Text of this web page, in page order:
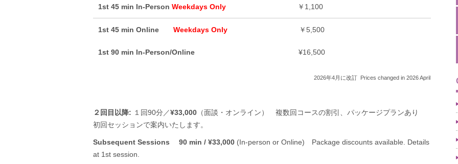
1st 45 min In-Person Weekdays Only ￥1,100
1st 45 min Online Weekdays Only ￥5,500
1st 90 min In-Person/Online ¥16,500
2026年4月に改訂 Prices changed in 2026 April
２回目以降: １回90分／¥33,000 （面談・オンライン） 複数回コースの割引、パッケージプランあり
初回セッションで案内いたします。
Subsequent Sessions 90 min / ¥33,000 (In-person or Online) Package discounts available. Details
at 1st session.